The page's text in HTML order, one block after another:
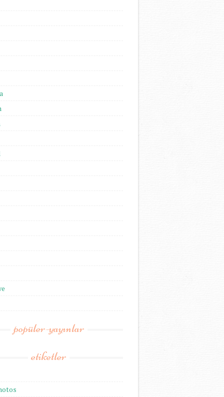
popüler-yayınlar
etiketler